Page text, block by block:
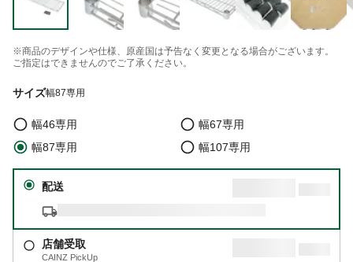
※商品のデザインや仕様、原産国は予告なく変更となる場合がございます。
ご指定はできませんのでご了承ください。
サイズ幅87専用
幅46専用
幅67専用
幅87専用
幅107専用
配送
店舗受取
CAINZ PickUp